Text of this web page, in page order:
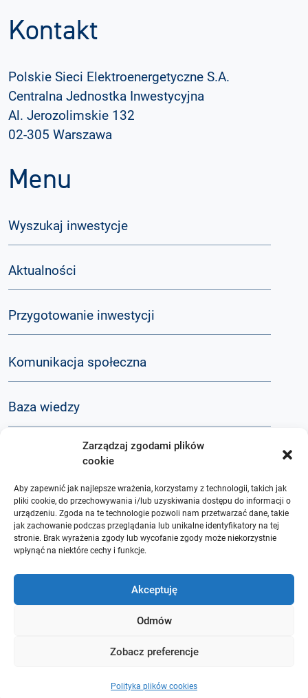
Zarządzaj zgodami plików
cookie
Aby zapewnić jak najlepsze wrażenia, korzystamy z technologii, takich jak
pliki cookie, do przechowywania i/lub uzyskiwania dostępu do informacji o
urządzeniu. Zgoda na te technologie pozwoli nam przetwarzać dane, takie
jak zachowanie podczas przeglądania lub unikalne identyfikatory na tej
stronie. Brak wyrażenia zgody lub wycofanie zgody może niekorzystnie
wpłynąć na niektóre cechy i funkcje.
Akceptuję
Odmów
Zobacz preferencje
Polityka plików cookies
Kontakt
Polskie Sieci Elektroenergetyczne S.A.
Centralna Jednostka Inwestycyjna
Al. Jerozolimskie 132
02-305 Warszawa
Menu
Wyszukaj inwestycje
Aktualności
Przygotowanie inwestycji
Komunikacja społeczna
Baza wiedzy
O nas